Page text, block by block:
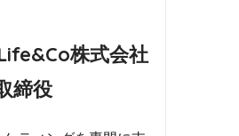
株式会社
締役